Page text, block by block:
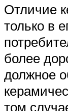
Отличие
только в
более
должное
том